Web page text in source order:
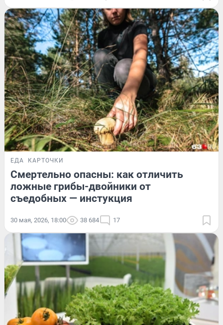
ЕДА КАРТОЧКИ
Смертельно опасны: как отличить
ложные грибы-двойники от
съедобных — инстукция
30 мая, 2026, 18:00 38 684 17